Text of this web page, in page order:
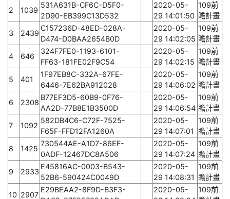
2
1039
531A631B-CF6C-D5F0-
2D90-EB399C13D532
2020-05-
29 14:01:50
109前
瞻計畫
3
2439
C157236D-48ED-028A-
D474-D0BAA2654B0D
2020-05-
29 14:02:05
109前
瞻計畫
4
646
324F7FE0-1193-6101-
FF63-181FE02F9C54
2020-05-
29 14:02:15
109前
瞻計畫
5
401
1F97EB8C-332A-67FE-
6446-7E62BA912028
2020-05-
29 14:06:02
109前
瞻計畫
6
2308
B77EF3D5-60B9-0F76-
AA2D-77B8E1B3500D
2020-05-
29 14:06:54
109前
瞻計畫
7
1092
582DB4C6-C72F-7525-
F65F-FFD12FA1260A
2020-05-
29 14:07:01
109前
瞻計畫
8
1425
730544AE-A1D7-86EF-
0ADF-12467DC8A506
2020-05-
29 14:07:24
109前
瞻計畫
9
2933
E45816AC-0003-B543-
52B6-590424C0049D
2020-05-
29 14:08:31
109前
瞻計畫
10 2907
E29BEAA2-8F9D-B3F3-
2020-05-
109前